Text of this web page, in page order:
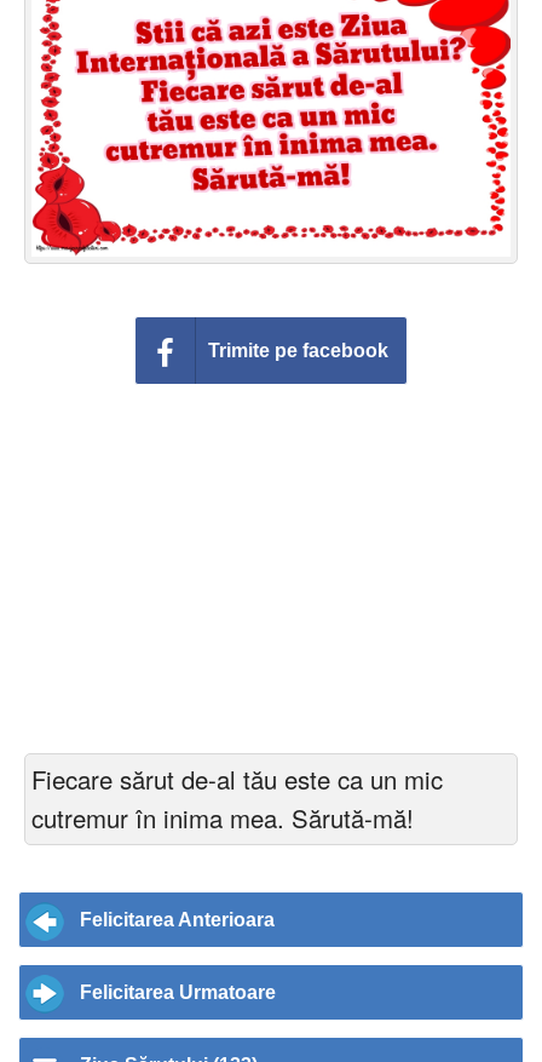
Felicitari zile saptamana
Felicitari muzicale
Felicitari muzicale personalizate
Felicitari animate
Invitatii personalizate
Conecteaza-te
Trimite pe facebook
Fiecare sărut de-al tău este ca un mic
cutremur în inima mea. Sărută-mă!
Felicitarea Anterioara
Felicitarea Urmatoare